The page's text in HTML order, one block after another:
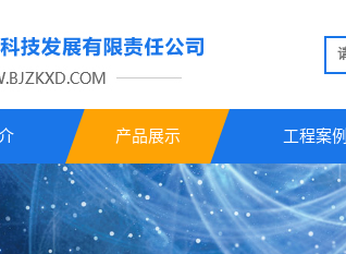
产品展示 工程案例